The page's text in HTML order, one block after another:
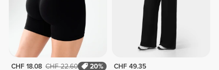
CHF 18.08 CHF 22.60
20%
CHF 49.35